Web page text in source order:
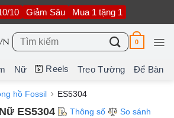
10 Giảm Sâu Mua 1 tặng 1
Tìm
kiếm:
0
Nữ Reels Treo Tường Để Bàn
hồ Fossil ES5304
ES5304 Thông số So sánh